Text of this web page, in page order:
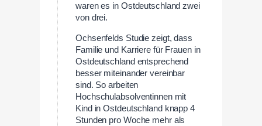
waren es in Ostdeutschland zwei
von drei.
Ochsenfelds Studie zeigt, dass
Familie und Karriere für Frauen in
Ostdeutschland entsprechend
besser miteinander vereinbar
sind. So arbeiten
Hochschulabsolventinnen mit
Kind in Ostdeutschland knapp 4
Stunden pro Woche mehr als